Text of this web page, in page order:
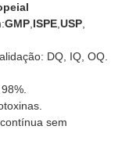
GMP ISPE USP
DQ, IQ, OQ.
sem